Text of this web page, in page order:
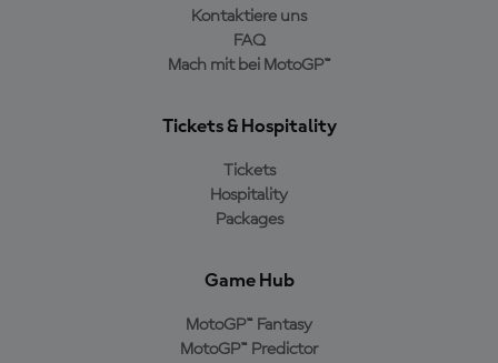
Kontaktiere uns
FAQ
Mach mit bei MotoGP™
Tickets & Hospitality
Tickets
Hospitality
Packages
Game Hub
MotoGP™ Fantasy
MotoGP™ Predictor